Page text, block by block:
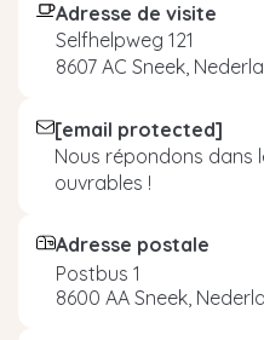
Adresse de visite
Selfhelpweg 121
8607 AC Sneek,
[email protected]
Nous répondons dans
ouvrables !
Adresse postale
Postbus 1
8600 AA Sneek,